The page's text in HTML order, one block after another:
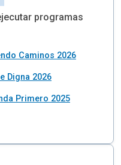
programas
Caminos 2026
Digna 2026
Primero 2025